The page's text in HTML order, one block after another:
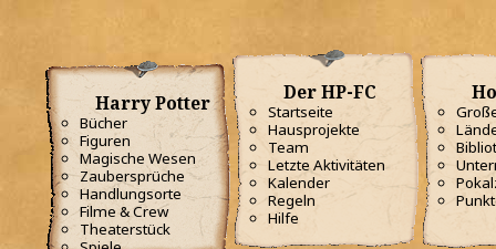
Harry Potter
Bücher
Figuren
Magische Wesen
Zaubersprüche
Handlungsorte
Filme & Crew
Theaterstück
Der HP-FC
Startseite
Hausprojekte
Team
Letzte Aktivitäten
Kalender
Regeln
Hilfe